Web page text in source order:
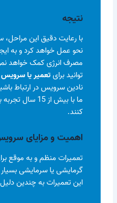
نتیجه
با رعایت دقیق این
نحو عمل خواهد کرد و به
مصرف انرژی کمک خواهد
توانید برایتعمیر یا
نادین سرویس در ارتباط
ما با بیش از
کنند.
اهمیت و مزایای
تعمیرات منظم و به موقع
گرمایشی یا سرمایشی
این تعمیرات به چندین